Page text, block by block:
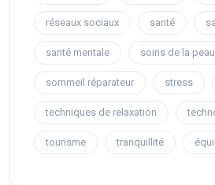
réseaux sociaux santé
santé mentale soins de la peau
sommeil réparateur stress
techniques de relaxation
tourisme tranquillité